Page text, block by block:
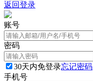
返回登录
账号
密码
30天内免登录忘记密码
手机号